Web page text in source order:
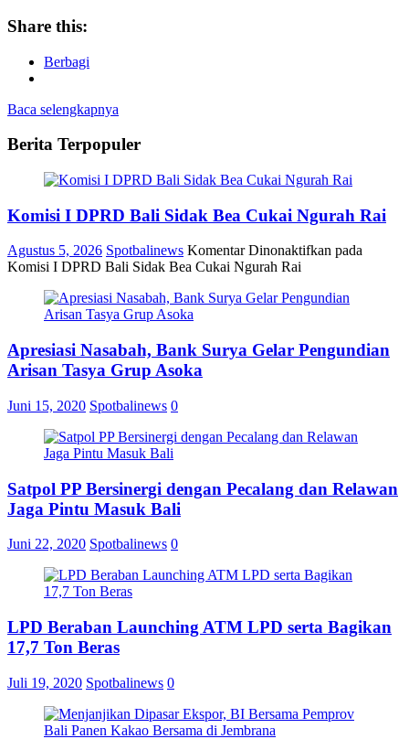
Share this:
Berbagi
Baca selengkapnya
Berita Terpopuler
Komisi I DPRD Bali Sidak Bea Cukai Ngurah Rai
Agustus 5, 2026 Spotbalinews Komentar Dinonaktifkan pada
Komisi I DPRD Bali Sidak Bea Cukai Ngurah Rai
Apresiasi Nasabah, Bank Surya Gelar Pengundian
Arisan Tasya Grup Asoka
Juni 15, 2020 Spotbalinews 0
Satpol PP Bersinergi dengan Pecalang dan Relawan
Jaga Pintu Masuk Bali
Juni 22, 2020 Spotbalinews 0
LPD Beraban Launching ATM LPD serta Bagikan
17,7 Ton Beras
Juli 19, 2020 Spotbalinews 0